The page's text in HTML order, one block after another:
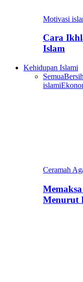
Motivasi
Cara
Islam
Kehidupan Islami
Semua
islami
Ceramah
Menurut